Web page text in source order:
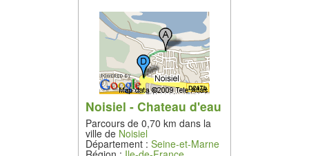
Noisiel - Chateau d'eau
Parcours de 0,70 km dans la
ville de Noisiel
Département : Seine-et-Marne